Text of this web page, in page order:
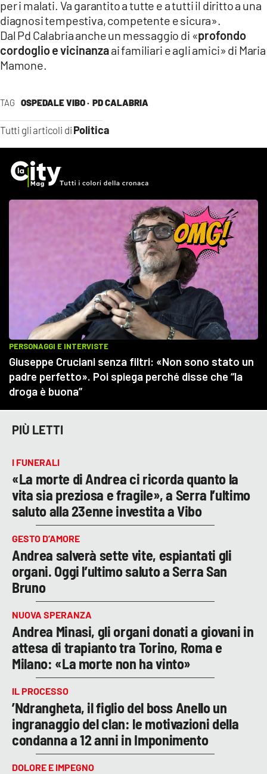
TAG OSPEDALE VIBO · PD CALABRIA
Tutti gli articoli di Politica
per i malati. Va garantito a tutte e a tutti il diritto a una
diagnosi tempestiva, competente e sicura».
Dal Pd Calabria anche un messaggio di «profondo
cordoglio e vicinanzaai familiari e agli amici» di Maria
Mamone.
PIÙ LETTI
I FUNERALI
«La morte di Andrea ci ricorda quanto la
vita sia preziosa e fragile», a Serra l’ultimo
saluto alla 23enne investita a Vibo
GESTO D’AMORE
Andrea salverà sette vite, espiantati gli
organi. Oggi l’ultimo saluto a Serra San
Bruno
NUOVA SPERANZA
Andrea Minasi, gli organi donati a giovani in
attesa di trapianto tra Torino, Roma e
Milano: «La morte non ha vinto»
IL PROCESSO
’Ndrangheta, il figlio del boss Anello un
ingranaggio del clan: le motivazioni della
condanna a 12 anni in Imponimento
DOLORE E IMPEGNO